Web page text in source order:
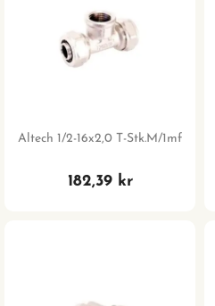
Altech 1/2-16x2,0 T-Stk.m/1mf
182,39 kr